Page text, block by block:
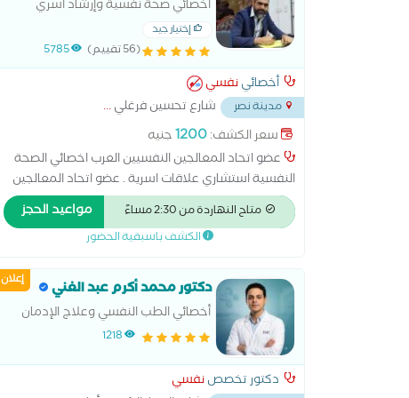
اخصائي صحة نفسية وإرشاد أسري
إختيار جيد
(56 تقييم) 5785
أخصائينفسي
مدينة نصر شارع تحسين فرغلي...
سعر الكشف:1200جنيه
عضو اتحاد المعالجين النفسيين العرب اخصائي الصحة
النفسية استشاري علاقات اسرية . عضو اتحاد المعالجين
النفسيين العرب. ماجستير مهني الاضطرابات الجنسية من
جامعة نيو يورك . دكتوراة مهنية في علم النفس
الاكلينكي . . مدير مركز ملاذ للعلوم النفسية و التدريب .
متاح النهاردة من 2:30 مساءً مواعيد الحجز
الكشف باسبقية الحضور
إعلان دكتور محمد أكرم عبد الغني
أخصائي الطب النفسي وعلاج الإدمان
1218
دكتور تخصصنفسي